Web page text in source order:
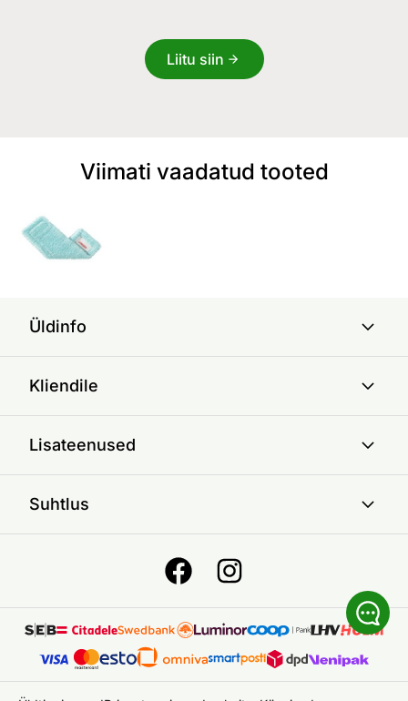
Liitu siin
Viimati vaadatud tooted
Üldinfo
Kliendile
Lisateenused
Suhtlus